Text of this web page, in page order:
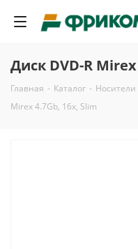
Диск DVD-R
Главная - Каталог -
Mirex 4.7Gb, 16x, Slim